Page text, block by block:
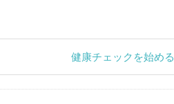
健康チェックを始める